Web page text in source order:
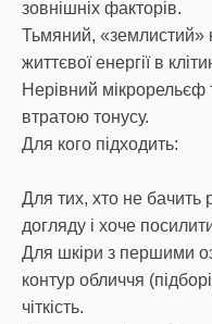
зовнішніх факторів.
Тьмяний, «землистий»
життєвої енергії в
Нерівний мікрорельєф
втратою тонусу.
Для кого підходить:
Для тих, хто не бачить
догляду і хоче
Для шкіри з першими
контур обличчя
чіткість.